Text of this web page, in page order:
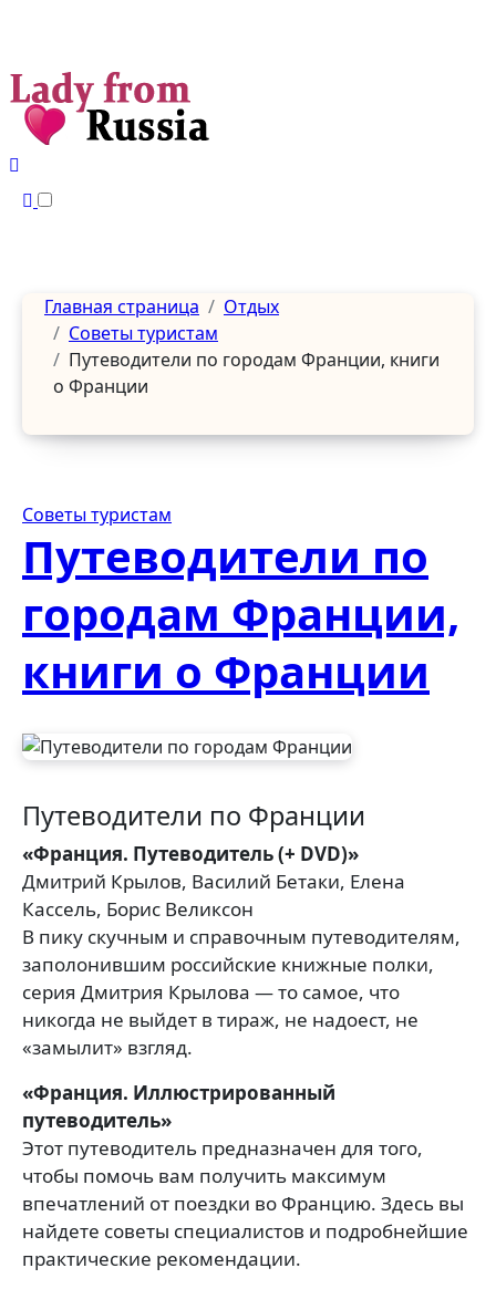
Главная страница
Отдых
Советы туристам
Путеводители по городам Франции, книги
о Франции
Советы туристам
Путеводители по
городам Франции,
книги о Франции
Путеводители по Франции
«Франция. Путеводитель (+ DVD)»
Дмитрий Крылов, Василий Бетаки, Елена
Кассель, Борис Великсон
В пику скучным и справочным путеводителям,
заполонившим российские книжные полки,
серия Дмитрия Крылова — то самое, что
никогда не выйдет в тираж, не надоест, не
«замылит» взгляд.
«Франция. Иллюстрированный
путеводитель»
Этот путеводитель предназначен для того,
чтобы помочь вам получить максимум
впечатлений от поездки во Францию. Здесь вы
найдете советы специалистов и подробнейшие
практические рекомендации.